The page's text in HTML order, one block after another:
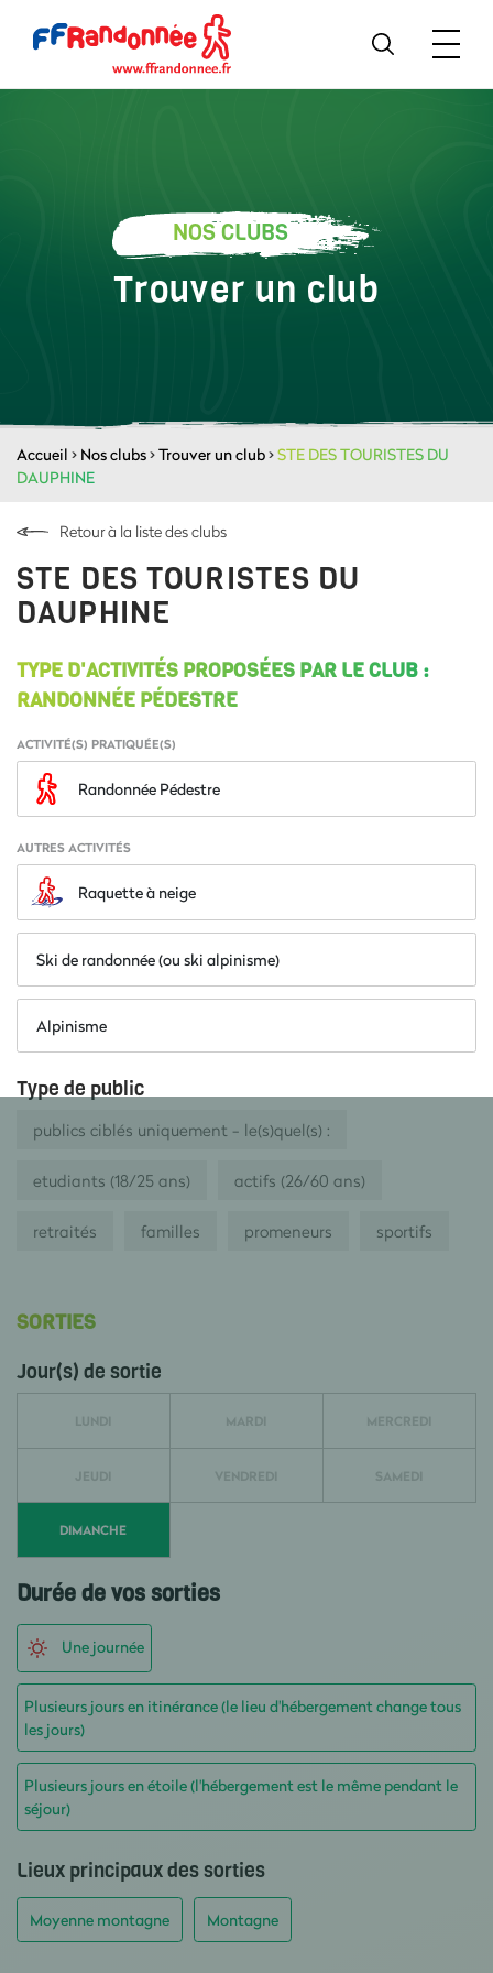
NOS CLUBS
Trouver un club
Accueil > Nos clubs>Trouver un club>STE DES TOURISTES DU
DAUPHINE
Retour à la liste des clubs
STE DES TOURISTES DU
DAUPHINE
TYPE D'ACTIVITÉS PROPOSÉES PAR LE CLUB :
RANDONNÉE PÉDESTRE
ACTIVITÉ(S) PRATIQUÉE(S)
Randonnée Pédestre
AUTRES ACTIVITÉS
Raquette à neige
Ski de randonnée (ou ski alpinisme)
Alpinisme
Type de public
publics ciblés uniquement - le(s)quel(s) :
etudiants (18/25 ans) actifs (26/60 ans)
retraités familles promeneurs sportifs
SORTIES
Jour(s) de sortie
LUNDI MARDI MERCREDI
JEUDI VENDREDI SAMEDI
DIMANCHE
Durée de vos sorties
Une journée
Plusieurs jours en itinérance (le lieu d'hébergement change tous
les jours)
Plusieurs jours en étoile (l'hébergement est le même pendant le
séjour)
Lieux principaux des sorties
Moyenne montagne Montagne